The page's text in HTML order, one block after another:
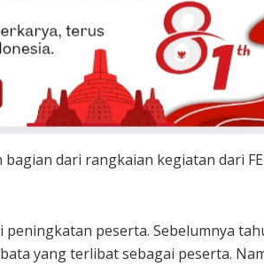
dari rangkaian kegiatan dari
peserta. Sebelumnya
yang terlibat sebagai peserta.